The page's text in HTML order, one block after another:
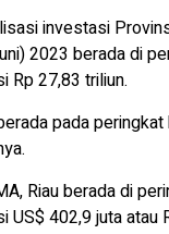
investasi
2023 berada di
Rp 27,83 triliun.
pada
Riau berada di
US$ 402,9 juta atau